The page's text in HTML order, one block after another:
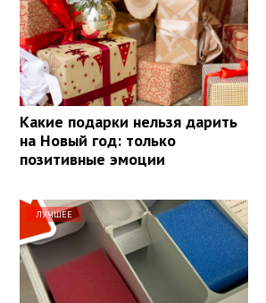
Какие подарки нельзя дарить
на Новый год: только
позитивные эмоции
ЛУЧШЕЕ